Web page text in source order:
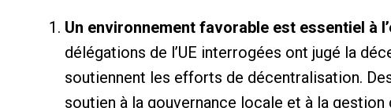
Un environnement favorable est essentiel à
délégations de l’UE interrogées ont jugé la
soutiennent les efforts de décentralisation.
soutien à la gouvernance locale et à la